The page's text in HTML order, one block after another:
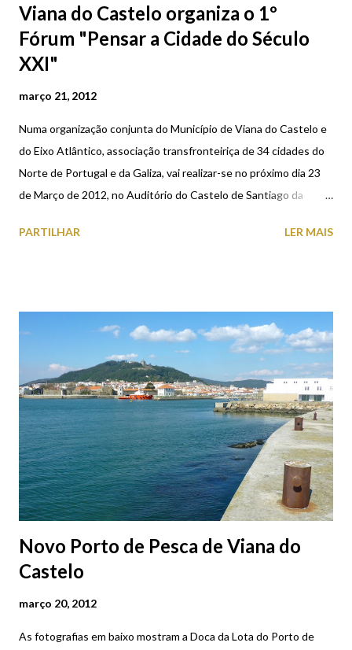
Viana do Castelo organiza o 1º
Fórum "Pensar a Cidade do Século
XXI"
março 21, 2012
Numa organização conjunta do Município de Viana do Castelo e
do Eixo Atlântico, associação transfronteiriça de 34 cidades do
Norte de Portugal e da Galiza, vai realizar-se no próximo dia 23
de Março de 2012, no Auditório do Castelo de Santiago da
Século XXI, intitulado “Governança e Gestão das Cidades à luz
Crescimento Inteligente”, “Cidades e Crescimento Sustentável”
e “Cidades e Crescimento Inclusivo”. Para participar e saber
mais sobre este Fórum aceda aqui .
PARTILHAR LER MAIS
Novo Porto de Pesca de Viana do
Castelo
março 20, 2012
As fotografias em baixo mostram a Doca da Lota do Porto de